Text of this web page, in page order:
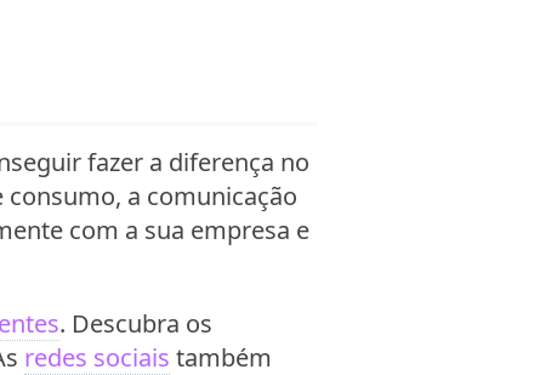
fazer a diferença no
a comunicação
com a sua empresa e
. Descubra os
redes sociais também